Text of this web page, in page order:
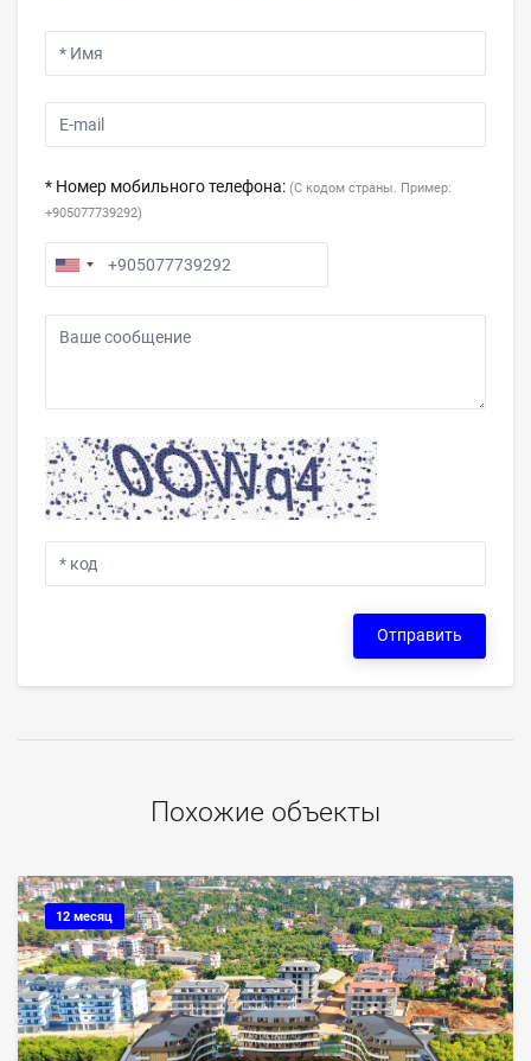
* Номер мобильного телефона: (С кодом страны. Пример:
+905077739292)
Отправить
Похожие объекты
12 месяц